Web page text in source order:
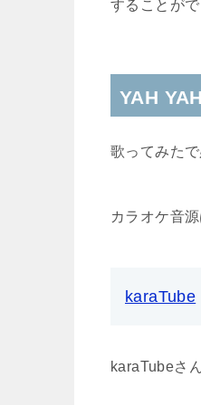
することがで
YAH
歌ってみたで
カラオケ音
karaTube
karaTubeさ